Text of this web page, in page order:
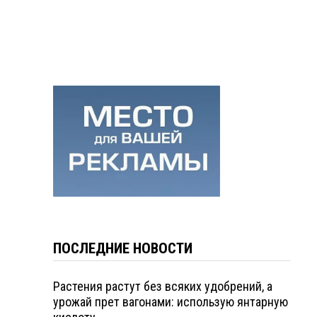
ПОСЛЕДНИЕ НОВОСТИ
Растения растут без всяких удобрений, а
урожай прет вагонами: использую янтарную